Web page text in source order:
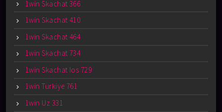
1win Skachat 366
1win Skachat 410
1win Skachat 464
1win Skachat 734
1win Skachat Ios 729
1win Turkiye 761
1win Uz 331